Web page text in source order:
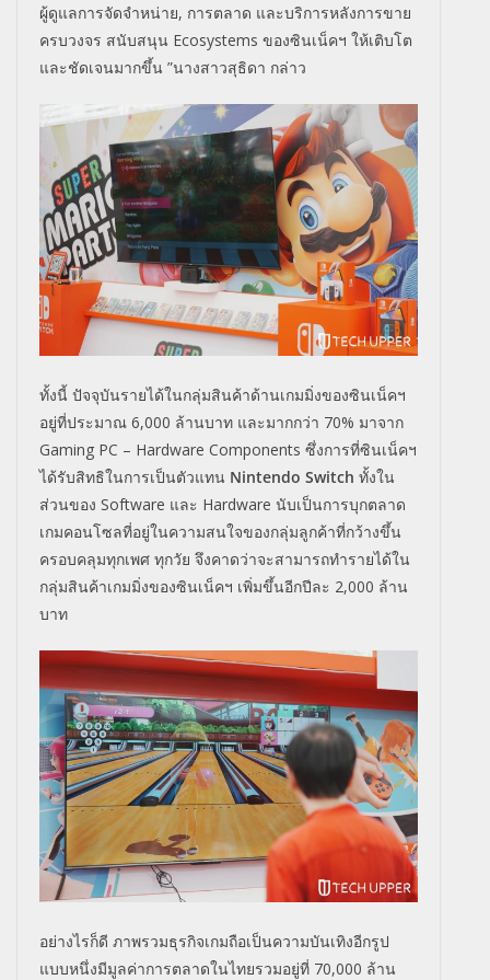
ผู้ดูแลการจัดจำหน่าย, การตลาด และบริการหลังการขาย
ครบวงจร สนับสนุน Ecosystems ของซินเน็คฯ ให้เติบโต
และชัดเจนมากขึ้น ”นางสาวสุธิดา กล่าว
ทั้งนี้ ปัจจุบันรายได้ในกลุ่มสินค้าด้านเกมมิ่งของซินเน็คฯ
อยู่ที่ประมาณ 6,000 ล้านบาท และมากกว่า 70% มาจาก
Gaming PC – Hardware Components ซึ่งการที่ซินเน็คฯ
ได้รับสิทธิในการเป็นตัวแทน Nintendo Switch ทั้งใน
ส่วนของ Software และ Hardware นับเป็นการบุกตลาด
เกมคอนโซลที่อยู่ในความสนใจของกลุ่มลูกค้าที่กว้างขึ้น
ครอบคลุมทุกเพศ ทุกวัย จึงคาดว่าจะสามารถทำรายได้ใน
กลุ่มสินค้าเกมมิ่งของซินเน็คฯ เพิ่มขึ้นอีกปีละ 2,000 ล้าน
บาท
อย่างไรก็ดี ภาพรวมธุรกิจเกมถือเป็นความบันเทิงอีกรูป
แบบหนึ่งมีมูลค่าการตลาดในไทยรวมอยู่ที่ 70,000 ล้าน